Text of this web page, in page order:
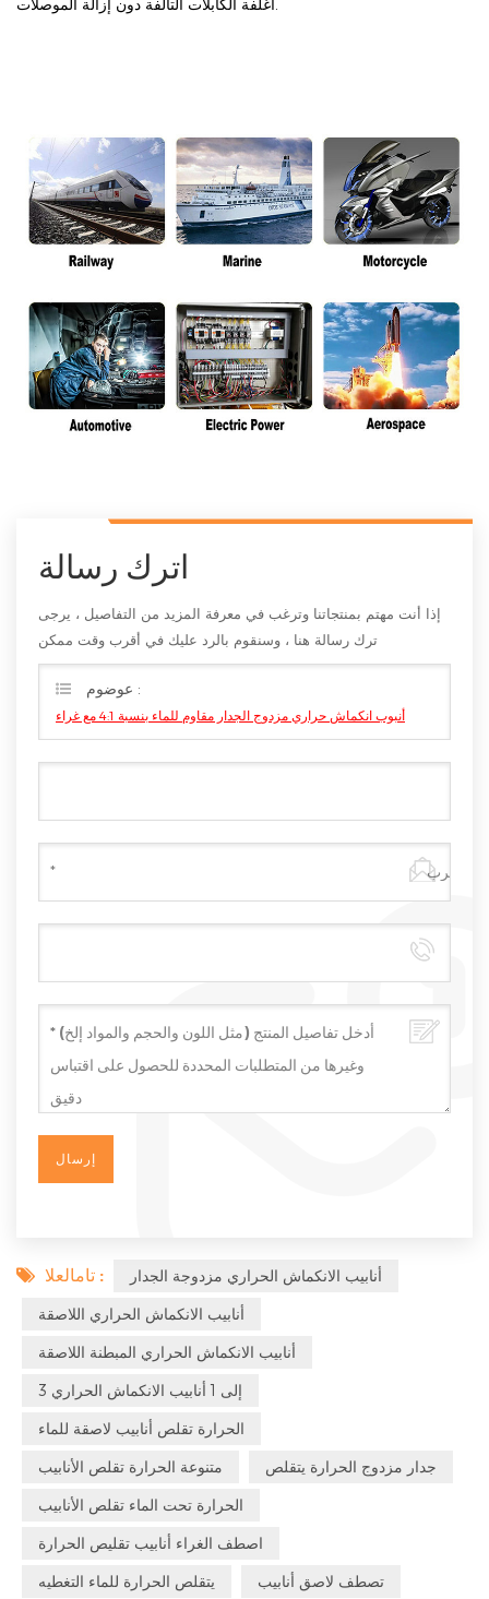
أغلفة الكابلات التالفة دون إزالة الموصلات.
اترك رسالة
إذا أنت مهتم بمنتجاتنا وترغب في معرفة المزيد من التفاصيل ، يرجى
ترك رسالة هنا ، وسنقوم بالرد عليك في أقرب وقت ممكن
عوضوم :
أنبوب انكماش حراري مزدوج الجدار مقاوم للماء بنسبة 4:1 مع غراء
تامالعلا : أنابيب الانكماش الحراري مزدوجة الجدار
أنابيب الانكماش الحراري اللاصقة
أنابيب الانكماش الحراري المبطنة اللاصقة
3 إلى 1 أنابيب الانكماش الحراري
الحرارة تقلص أنابيب لاصقة للماء
متنوعة الحرارة تقلص الأنابيب جدار مزدوج الحرارة يتقلص
الحرارة تحت الماء تقلص الأنابيب
اصطف الغراء أنابيب تقليص الحرارة
يتقلص الحرارة للماء التغطيه تصطف لاصق أنابيب